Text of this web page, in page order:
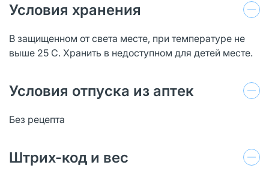
Условия хранения
В защищенном от света месте, при температуре не
выше 25 С. Хранить в недоступном для детей месте.
Условия отпуска из аптек
Без рецепта
Штрих-код и вес